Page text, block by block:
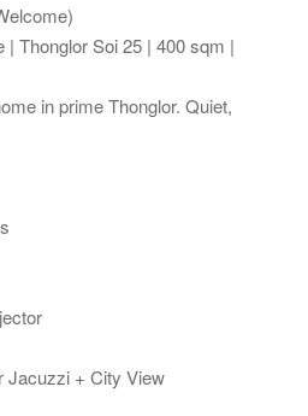
Thonglor Soi 25 | 400 sqm |
in prime Thonglor. Quiet,
Jacuzzi + City View